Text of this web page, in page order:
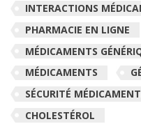
INTERACTIONS
PHARMACIE EN LIGNE
MÉDICAMENTS
MÉDICAMENTS
SÉCURITÉ
CHOLESTÉROL